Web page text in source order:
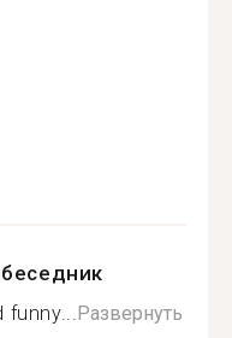
Развернуть